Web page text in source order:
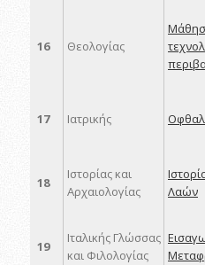
16 Θεολογίας
17 Ιατρικής
18
Ιστορίας και
Αρχαιολογίας
Λαών
19
Ιταλικής Γλώσσας
και Φιλολογίας